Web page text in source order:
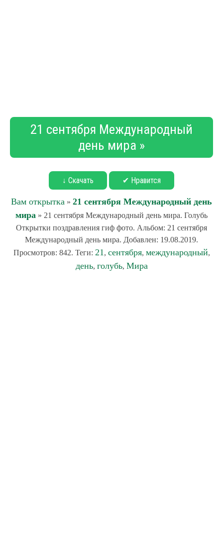
21 сентября Международный
день мира »
↓ Скачать ✔ Нравится
Вам открытка » 21 сентября Международный день
мира » 21 сентября Международный день мира. Голубь
Открытки поздравления гиф фото. Альбом: 21 сентября
Международный день мира. Добавлен: 19.08.2019.
Просмотров: 842. Теги: 21, сентября, международный,
день, голубь, Мира